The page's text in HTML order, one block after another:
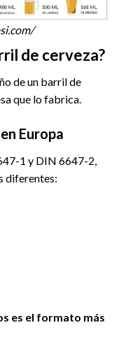
de cerveza?
de un barril de
que lo fabrica.
Europa
1 y DIN 6647-2,
diferentes:
es el formato más